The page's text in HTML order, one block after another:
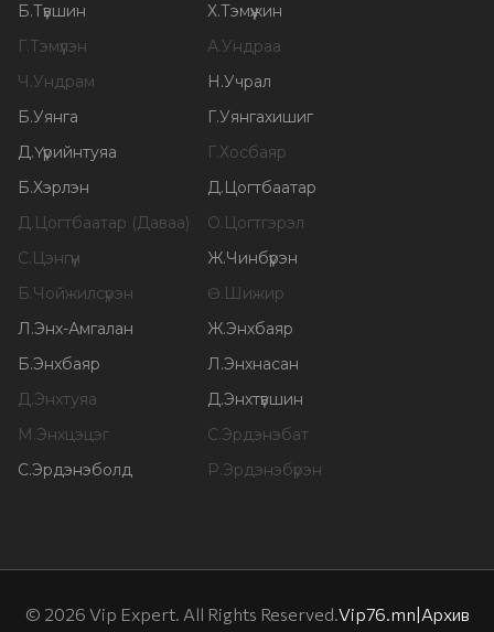
Б.Түвшин Х.Тэмүүжин
Г.Тэмүүлэн А.Ундраа
Ч.Ундрам Н.Учрал
Б.Уянга Г.Уянгахишиг
Д.Үүрийнтуяа Г.Хосбаяр
Б.Хэрлэн Д.Цогтбаатар
Д.Цогтбаатар (Даваа) О.Цогтгэрэл
С.Цэнгүүн Ж.Чинбүрэн
Б.Чойжилсүрэн Ө.Шижир
Л.Энх-Амгалан Ж.Энхбаяр
Б.Энхбаяр Л.Энхнасан
Д.Энхтуяа Д.Энхтүвшин
М.Энхцэцэг С.Эрдэнэбат
С.Эрдэнэболд Р.Эрдэнэбүрэн
© 2026 Vip Expert. All Rights Reserved.Vip76.mn|Архив